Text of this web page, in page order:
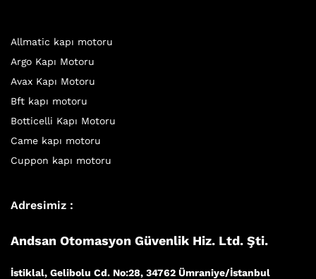
Allmatic kapı motoru
Argo Kapı Motoru
Avax Kapı Motoru
Bft kapı motoru
Botticelli Kapı Motoru
Came kapı motoru
Cuppon kapı motoru
Adresimiz :
Andsan Otomasyon Güvenlik Hiz. Ltd. Şti.
İstiklal, Gelibolu Cd. No:28, 34762 Ümraniye/İstanbul